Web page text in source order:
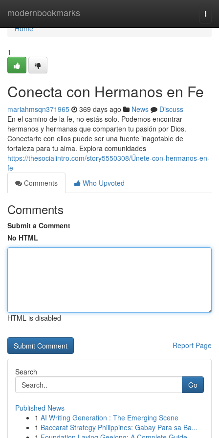
modernbookmarks
Home
Home
1
Conecta con Hermanos en Fe
mariahmsqn371965 369 days ago News
Discuss
En el camino de la fe, no estás solo. Podemos encontrar
hermanos y hermanas que comparten tu pasión por Dios.
Conectarte con ellos puede ser una fuente inagotable de
fortaleza para tu alma. Explora comunidades
https://thesocialintro.com/story5550308/Únete-con-hermanos-en-
fe
Comments
Who Upvoted
Comments
Submit a Comment
No HTML
HTML is disabled
Report Page
Search
Go
Published News
1 AI Writing Generation : The Emerging Scene
1 Baccarat Strategy Philippines: Gabay Para sa Ba...